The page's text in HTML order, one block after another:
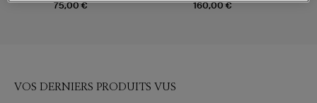
75,00 €
160,00 €
VOS DERNIERS PRODUITS VUS